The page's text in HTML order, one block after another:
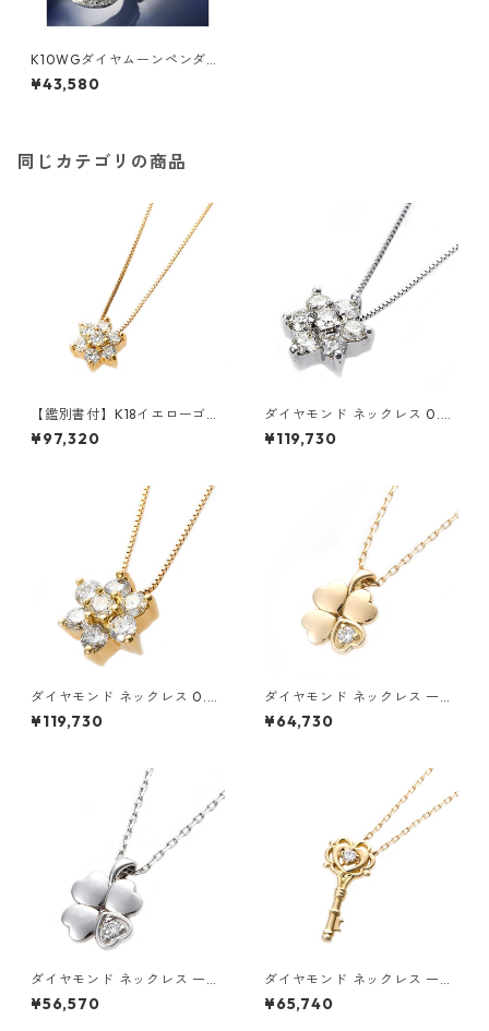
K10WGダイヤムーンペンダン
ト ダイヤモンド ジュエリー ア
クセサリー レディース
¥43,580
同じカテゴリの商品
【鑑別書付】K18イエローゴー
ルド 天然ダイヤネックレス ダ
イヤモンドペンダント/ネック
¥97,320
ダイヤモンド ネックレス 0.3c
t K18 ホワイトゴールド 0.3カ
ラット 花 フラワーモチーフ ペ
¥119,730
ダイヤモンド ネックレス 0.3c
t K18 イエローゴールド 0.3カ
ラット 花 フラワーモチーフ ペ
¥119,730
ダイヤモンド ネックレス 一粒
0.014ct K18 イエローゴール
ド 四葉 クローバーモチーフ ペ
¥64,730
ダイヤモンド ネックレス 一粒
0.014ct プラチナ Pt900 四
葉 クローバーモチーフ ペンダ
¥56,570
ダイヤモンド ネックレス 一粒
K18 イエローゴールド 鍵 キー
モチーフ ペンダント 鑑別カー
¥65,740